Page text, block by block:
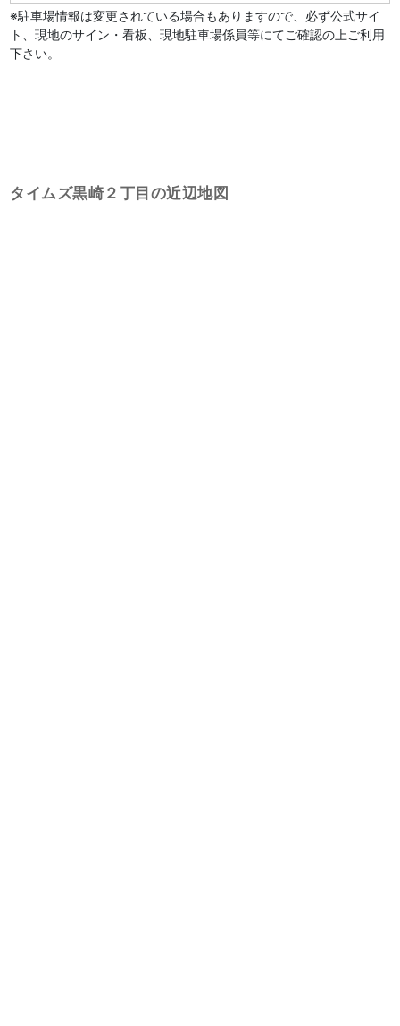
※駐車場情報は変更されている場合もありますので、必ず公式サイ
ト、現地のサイン・看板、現地駐車場係員等にてご確認の上ご利用
下さい。
タイムズ黒崎２丁目の近辺地図